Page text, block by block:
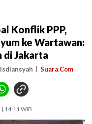
Konflik PPP,
ke Wartawan:
di Jakarta
Suara.Com
14:11 WIB